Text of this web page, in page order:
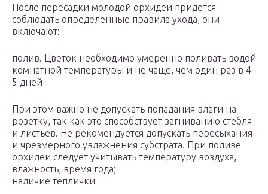
После пересадки молодой орхидеи придется
соблюдать определенные правила ухода, они
включают:
полив. Цветок необходимо умеренно поливать водой
комнатной температуры и не чаще, чем один раз в 4-
5 дней
При этом важно не допускать попадания влаги на
розетку, так как это способствует загниванию стебля
и листьев. Не рекомендуется допускать пересыхания
и чрезмерного увлажнения субстрата. При поливе
орхидеи следует учитывать температуру воздуха,
влажность, время года;
наличие теплички